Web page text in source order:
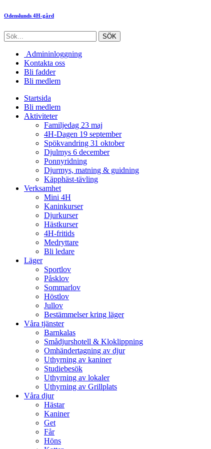
Odenslunds 4H-gård
Admininloggning
Kontakta oss
Bli fadder
Bli medlem
Startsida
Bli medlem
Aktiviteter
Familjedag 23 maj
4H-Dagen 19 september
Spökvandring 31 oktober
Djulmys 6 december
Ponnyridning
Djurmys, matning & guidning
Käpphäst-tävling
Verksamhet
Mini 4H
Kaninkurser
Djurkurser
Hästkurser
4H-fritids
Medryttare
Bli ledare
Läger
Sportlov
Påsklov
Sommarlov
Höstlov
Jullov
Bestämmelser kring läger
Våra tjänster
Barnkalas
Smådjurshotell & Kloklippning
Omhändertagning av djur
Uthyrning av kaniner
Studiebesök
Uthyrning av lokaler
Uthyrning av Grillplats
Våra djur
Hästar
Kaniner
Get
Får
Höns